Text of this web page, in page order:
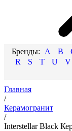
A B
R
S T U V
Главная
/
Керамогранит
/
Interstellar Black